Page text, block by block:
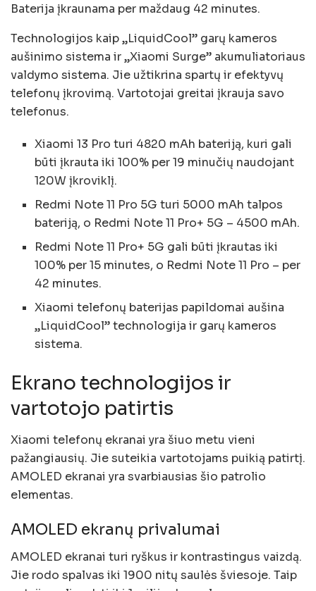
Baterija įkraunama per maždaug 42 minutes.
Technologijos kaip „LiquidCool” garų kameros
aušinimo sistema ir „Xiaomi Surge” akumuliatoriaus
valdymo sistema. Jie užtikrina spartų ir efektyvų
telefonų įkrovimą. Vartotojai greitai įkrauja savo
telefonus.
Xiaomi 13 Pro turi 4820 mAh bateriją, kuri gali
būti įkrauta iki 100% per 19 minučių naudojant
120W įkroviklį.
Redmi Note 11 Pro 5G turi 5000 mAh talpos
bateriją, o Redmi Note 11 Pro+ 5G – 4500 mAh.
Redmi Note 11 Pro+ 5G gali būti įkrautas iki
100% per 15 minutes, o Redmi Note 11 Pro – per
42 minutes.
Xiaomi telefonų baterijas papildomai aušina
„LiquidCool” technologija ir garų kameros
sistema.
Ekrano technologijos ir
vartotojo patirtis
Xiaomi telefonų ekranai yra šiuo metu vieni
pažangiausių. Jie suteikia vartotojams puikią patirtį.
AMOLED ekranai yra svarbiausias šio patrolio
elementas.
AMOLED ekranų privalumai
AMOLED ekranai turi ryškus ir kontrastingus vaizdą.
Jie rodo spalvas iki 1900 nitų saulės šviesoje. Taip